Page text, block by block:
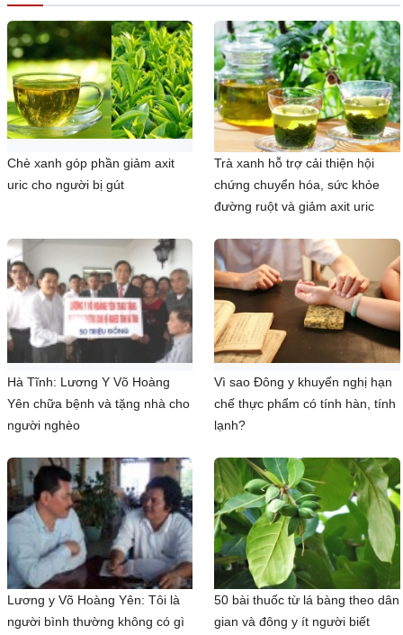
Chè xanh góp phần giảm axit
uric cho người bị gút
Trà xanh hỗ trợ cải thiện hội
chứng chuyển hóa, sức khỏe
đường ruột và giảm axit uric
Hà Tĩnh: Lương Y Võ Hoàng
Yên chữa bệnh và tặng nhà cho
người nghèo
Vì sao Đông y khuyến nghị hạn
chế thực phẩm có tính hàn, tính
lạnh?
Lương y Võ Hoàng Yên: Tôi là
người bình thường không có gì
50 bài thuốc từ lá bàng theo dân
gian và đông y ít người biết